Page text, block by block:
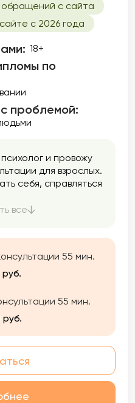
обращений с сайта
с 2026 года
18+
по
проблемой:
и провожу
для взрослых.
себя, справляться
все
55 мин.
55 мин.